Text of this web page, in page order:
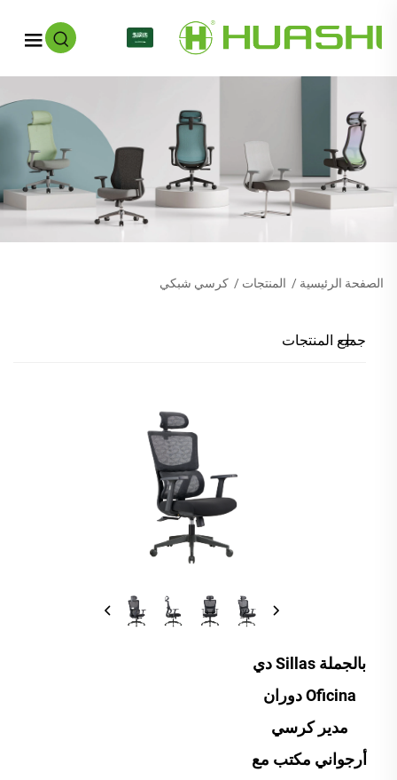
الصفحة الرئيسية / المنتجات / كرسي شبكي
جميع المنتجات
بالجملة Sillas دي
Oficina دوران
مدير كرسي
أرجواني مكتب مع